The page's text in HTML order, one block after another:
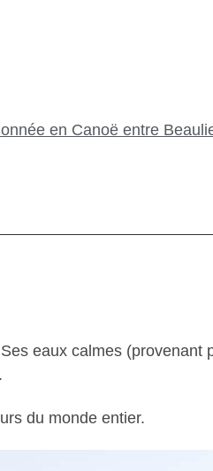
en Canoë entre
eaux calmes (provenant
du monde entier.